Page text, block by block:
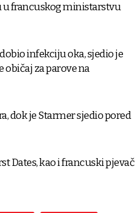
u francuskog ministarstvu
infekciju oka, sjedio je
za parove na
dok je Starmer sjedio pored
Dates, kao i francuski pjevač